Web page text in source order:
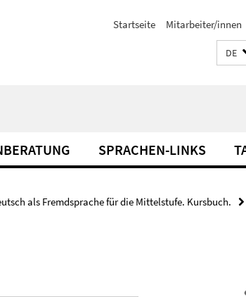
Startseite Mitarbeiter/innen
DE
SPRACHEN-LINKS
als Fremdsprache für die Mittelstufe. Kursbuch.